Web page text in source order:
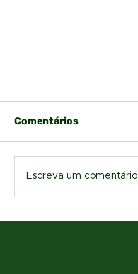
Comentários
Escreva um comentário